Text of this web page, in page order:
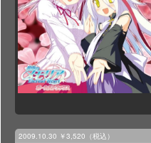
2009.10.30 ￥3,520（税込）